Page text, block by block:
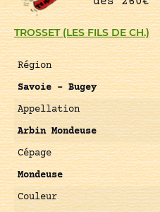
TROSSET (LES FILS DE CH.)
Région
Savoie – Bugey
Appellation
Arbin Mondeuse
Cépage
Mondeuse
Couleur